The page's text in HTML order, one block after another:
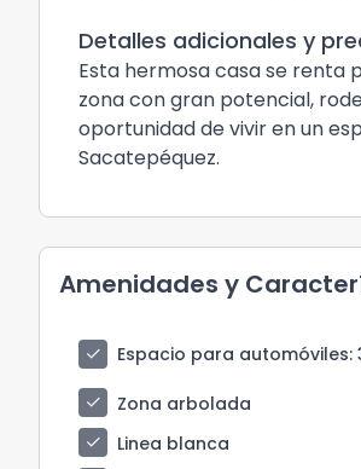
Detalles adicionales y
Esta hermosa casa se renta
zona con gran potencial,
oportunidad de vivir en un
Sacatepéquez.
Amenidades y
check Espacio para automóviles:
check
Zona arbolada
check
Linea blanca